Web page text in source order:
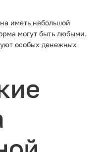
иметь небольшой
могут быть любыми.
особых денежных